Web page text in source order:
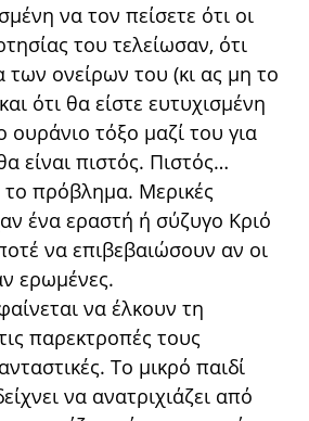
να τον πείσετε ότι οι
του τελείωσαν, ότι
των ονείρων του (κι ας μη το
ότι θα είστε ευτυχισμένη
ουράνιο τόξο μαζί του για
είναι πιστός. Πιστός…
το πρόβλημα. Μερικές
ένα εραστή ή σύζυγο Κριό
να επιβεβαιώσουν αν οι
ερωμένες.
να έλκουν τη
παρεκτροπές τους
Το μικρό παιδί
να ανατριχιάζει από